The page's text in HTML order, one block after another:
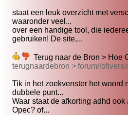
staat een leuk overzicht met
waaronder veel...
over een handige tool, die
gebruiken! De site,...
Terug naar de Bron > Hoe
terugnaardebron > forum/
Tik in het zoekvenster het woord
dubbele punt...
Waar staat de afkorting adhd
Opec? of...